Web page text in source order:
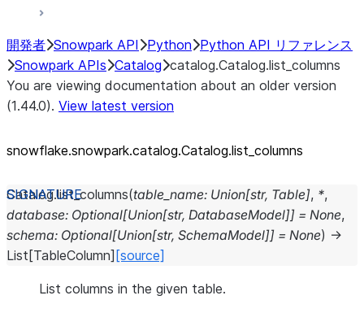
開発者 Snowpark API Python Python API リファレンス
Snowpark APIs Catalog catalog.Catalog.list_columns
You are viewing documentation about an older version
(1.44.0). View latest version
snowflake.snowpark.catalog.Catalog.list_ columns
Catalog.list_columns(table_name: Union[str, Table], *,
database: Optional[Union[str, DatabaseModel]] = None,
schema: Optional[Union[str, SchemaModel]] = None) →
List [TableColumn] [source]
List columns in the given table.